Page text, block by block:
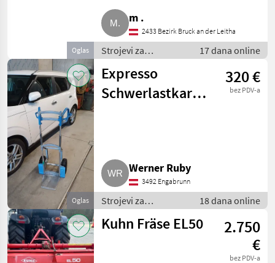
Oglas
m .
2433 Bezirk Bruck an der Leitha
Strojevi za
vinogradarstvo /
Ostali strojevi za
vinogradarstvo
17 dana online
Oglas
Expresso
Schwerlastkarre,
320 €
bez PDV-a
Werner Ruby
3492 Engabrunn
Strojevi za
vinogradarstvo /
Ostali strojevi za
18 dana online
Kuhn Fräse EL50
2.750
€
bez PDV-a